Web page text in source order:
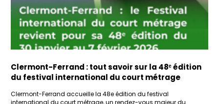
Clermont-Ferrand : tout savoir sur la 48ᵉ édition
du festival international du court métrage
Clermont-Ferrand accueille la 48e édition du festival